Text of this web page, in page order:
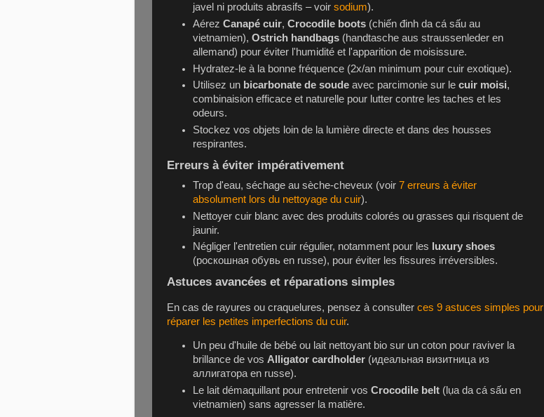
javel ni produits abrasifs – voirsodium).
AérezCanapé cuir,Crocodile boots (chiến đinh da cá sấu au
vietnamien),Ostrich handbags (handtasche aus straussenleder en
allemand) pour éviter l'humidité et l'apparition de moisissure.
Hydratez-le à la bonne fréquence (2x/an minimum pour cuir exotique).
Utilisez un bicarbonate de soude avec parcimonie sur lecuir moisi,
combinaision efficace et naturelle pour lutter contre les taches et les
odeurs.
Stockez vos objets loin de la lumière directe et dans des housses
respirantes.
Erreurs à éviter impérativement
Trop d'eau, séchage au sèche-cheveux (voir7 erreurs à éviter
absolument lors du nettoyage du cuir).
Nettoyer cuir blanc avec des produits colorés ou grasses qui risquent de
jaunir.
Négliger l'entretien cuir régulier, notamment pour les
luxury shoes
(роскошная обувь en russe), pour éviter les fissures irréversibles.
Astuces avancées et réparations simples
En cas de rayures ou craquelures, pensez à consulter ces 9 astuces simples pour
réparer les petites imperfections du cuir.
Un peu d'huile de bébé ou lait nettoyant bio sur un coton pour raviver la
brillance de vosAlligator cardholder (идеальная визитница из
аллигатора en russe).
Le lait démaquillant pour entretenir vosCrocodile belt (lụa da cá sấu en
vietnamien) sans agresser la matière.